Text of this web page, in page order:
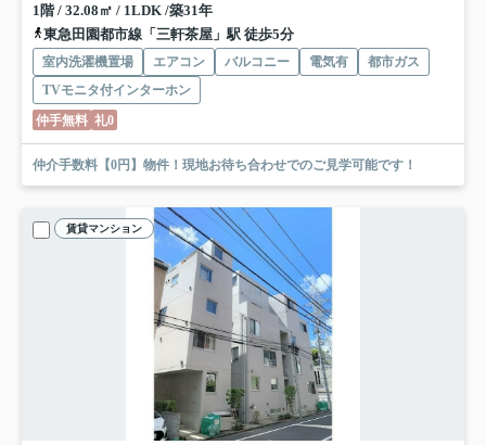
1階 / 32.08㎡ / 1LDK /築31年
東急田園都市線「三軒茶屋」駅 徒歩5分
室内洗濯機置場 エアコン バルコニー 電気有
都市ガス
TVモニタ付インターホン
仲手無料 礼0
仲介手数料【0円】物件！現地お待ち合わせでのご見学可能です！
賃貸マンション